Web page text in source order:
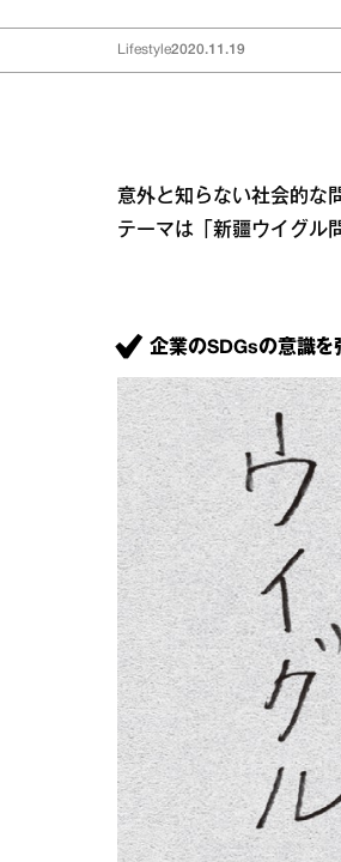
Lifestyle2020.11.19
意外と知らない社会的な
テーマは「新疆ウイグル
企業のSDGsの意識を